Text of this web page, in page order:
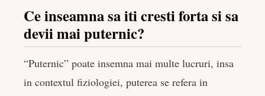
Ce inseamna sa iti cresti forta si sa
devii mai puternic?
“Puternic” poate insemna mai multe lucruri, insa
in contextul fiziologiei, puterea se refera in